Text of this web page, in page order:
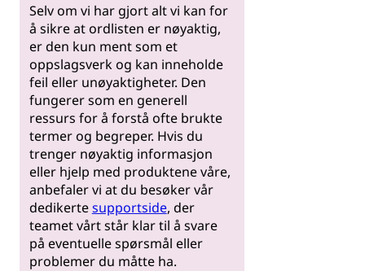
Selv om vi har gjort alt vi kan for
å sikre at ordlisten er nøyaktig,
er den kun ment som et
oppslagsverk og kan inneholde
feil eller unøyaktigheter. Den
fungerer som en generell
ressurs for å forstå ofte brukte
termer og begreper. Hvis du
trenger nøyaktig informasjon
eller hjelp med produktene våre,
anbefaler vi at du besøker vår
dedikertesupportside, der
teamet vårt står klar til å svare
på eventuelle spørsmål eller
problemer du måtte ha.